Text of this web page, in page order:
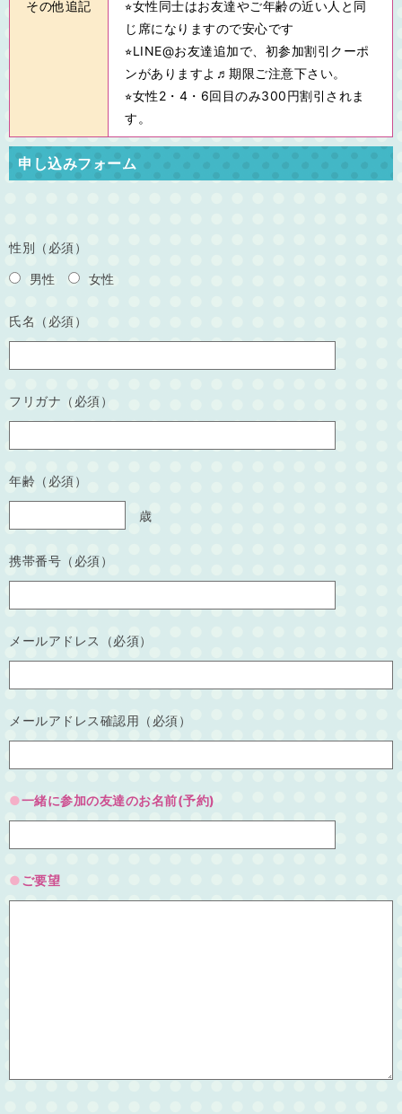
その他追記
⭐︎女性同士はお友達やご年齢の近い人と同
じ席になりますので安心です
⭐︎LINE@お友達追加で、初参加割引クーポ
ンがありますよ♬期限ご注意下さい。
⭐︎女性2・4・6回目のみ300円割引されま
す。
申し込みフォーム
性別（必須）
男性 女性
氏名（必須）
フリガナ（必須）
年齢（必須）
歳
携帯番号（必須）
メールアドレス（必須）
メールアドレス確認用（必須）
一緒に参加の友達のお名前(予約)
ご要望